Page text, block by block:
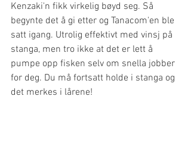
Kenzaki'n fikk virkelig bøyd seg. Så
begynte det å gi etter og Tanacom'en ble
satt igang. Utrolig effektivt med vinsj på
stanga, men tro ikke at det er lett å
pumpe opp fisken selv om snella jobber
for deg. Du må fortsatt holde i stanga og
det merkes i lårene!